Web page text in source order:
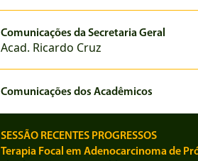
Comunicações da Secretaria Geral
Acad. Ricardo Cruz
Comunicações dos Acadêmicos
SESSÃO RECENTES PROGRESSOS
Terapia Focal em Adenocarcinoma de